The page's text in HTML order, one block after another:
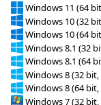
Windows 11 (64
Windows 10 (32
Windows 10 (64
Windows 8.1 (32
Windows 8.1 (64
Windows 8 (32 bit,
Windows 8 (64 bit,
Windows 7 (32 bit,